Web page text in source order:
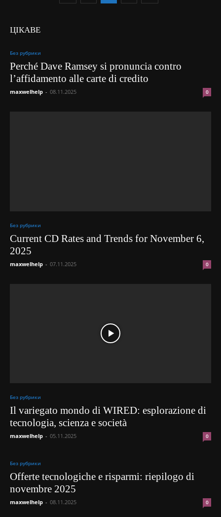
ЦІКАВЕ
Без рубрики
Perché Dave Ramsey si pronuncia contro
l’affidamento alle carte di credito
maxwelhelp - 08.11.2025 0
Без рубрики
Current CD Rates and Trends for November 6,
2025
maxwelhelp - 07.11.2025 0
Без рубрики
Il variegato mondo di WIRED: esplorazione di
tecnologia, scienza e società
maxwelhelp - 05.11.2025 0
Без рубрики
Offerte tecnologiche e risparmi: riepilogo di
novembre 2025
maxwelhelp - 08.11.2025 0